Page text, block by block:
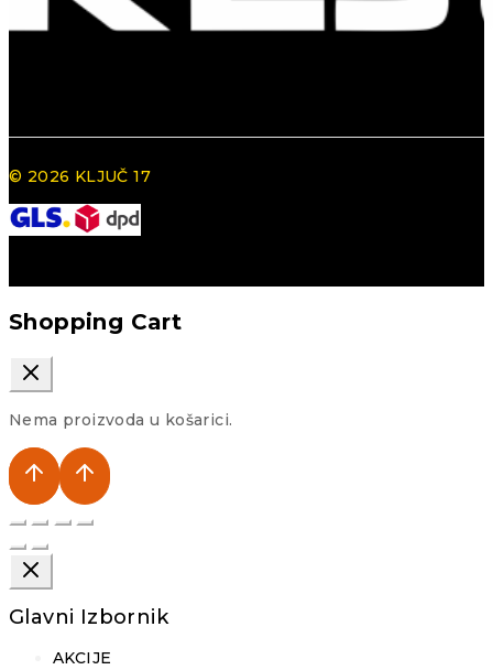
© 2026 KLJUČ 17
Shopping Cart
Nema proizvoda u košarici.
Glavni Izbornik
AKCIJE